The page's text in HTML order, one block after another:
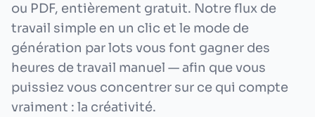
ou PDF, entièrement gratuit. Notre flux de
travail simple en un clic et le mode de
génération par lots vous font gagner des
heures de travail manuel — afin que vous
puissiez vous concentrer sur ce qui compte
vraiment : la créativité.